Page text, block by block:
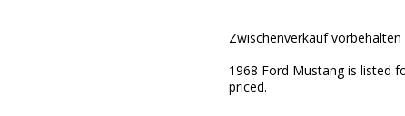
Zwischenverkauf
1968 Ford Mustang is listed
priced.